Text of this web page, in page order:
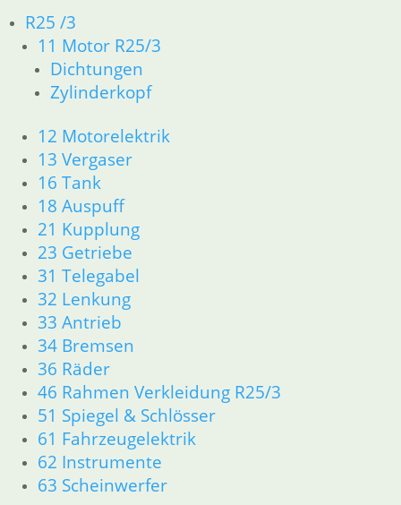
R25 /3
11 Motor R25/3
Dichtungen
Zylinderkopf
12 Motorelektrik
13 Vergaser
16 Tank
18 Auspuff
21 Kupplung
23 Getriebe
31 Telegabel
32 Lenkung
33 Antrieb
34 Bremsen
36 Räder
46 Rahmen Verkleidung R25/3
51 Spiegel & Schlösser
61 Fahrzeugelektrik
62 Instrumente
63 Scheinwerfer
inkl. MwSt.
zzgl.Versandkosten
In den Warenkorb
Hutmutter
6,80€
Artikelnummer: 1744330
inkl. MwSt.
zzgl.Versandkosten
In den Warenkorb
Kipphebel I
119,00€
Artikelnummer: 1337713
inkl. MwSt.
zzgl.Versandkosten
In den Warenkorb
Kipphebel „II“
119,00€